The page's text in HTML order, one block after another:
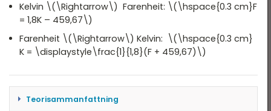
Kelvin \(\Rightarrow\) Farenheit: \(\hspace{0.3 cm}F
= 1,8K – 459,67\)
Farenheit \(\Rightarrow\) Kelvin: \(\hspace{0.3 cm}
K = \displaystyle\frac{1}{1,8}(F + 459,67)\)
Teorisammanfattning
Ljus
Astronomi
Modern fysik
Atomfysik